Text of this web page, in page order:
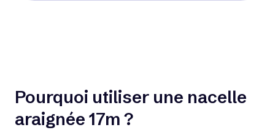
Pourquoi utiliser une nacelle
araignée 17m ?